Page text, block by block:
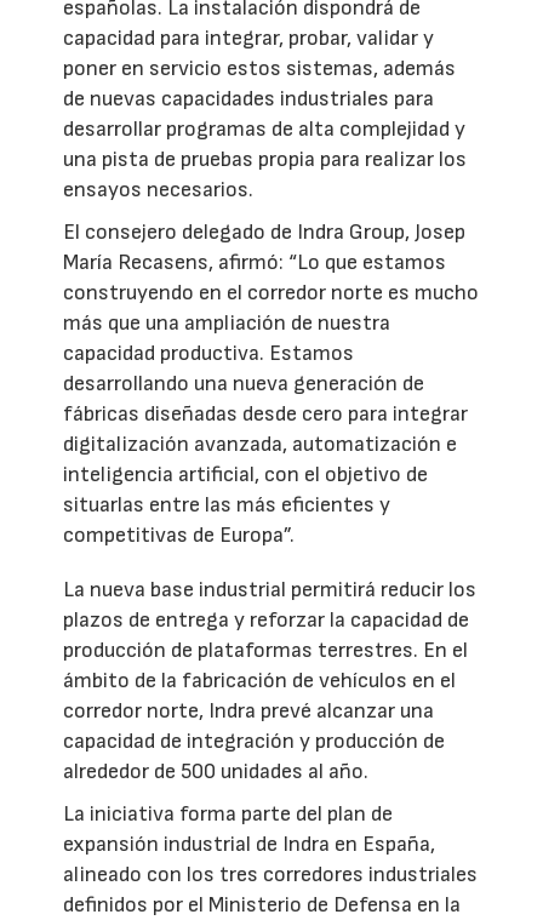
españolas. La instalación dispondrá de
capacidad para integrar, probar, validar y
poner en servicio estos sistemas, además
de nuevas capacidades industriales para
desarrollar programas de alta complejidad y
una pista de pruebas propia para realizar los
ensayos necesarios.
El consejero delegado de Indra Group, Josep
María Recasens, afirmó: “Lo que estamos
construyendo en el corredor norte es mucho
más que una ampliación de nuestra
capacidad productiva. Estamos
desarrollando una nueva generación de
fábricas diseñadas desde cero para integrar
digitalización avanzada, automatización e
inteligencia artificial, con el objetivo de
situarlas entre las más eficientes y
competitivas de Europa”.
La nueva base industrial permitirá reducir los
plazos de entrega y reforzar la capacidad de
producción de plataformas terrestres. En el
ámbito de la fabricación de vehículos en el
corredor norte, Indra prevé alcanzar una
capacidad de integración y producción de
alrededor de 500 unidades al año.
La iniciativa forma parte del plan de
expansión industrial de Indra en España,
alineado con los tres corredores industriales
definidos por el Ministerio de Defensa en la